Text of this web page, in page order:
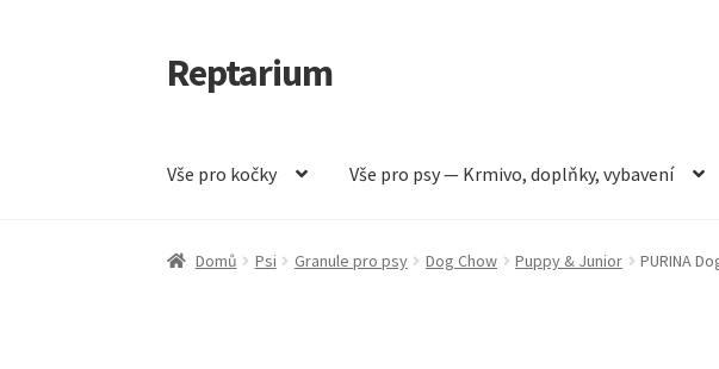
Přeskočit
na
Přejít
k
Reptarium
Vše pro kočky Vše pro psy — Krmivo, doplňky, vybavení
Úvodní stránka Košík Malá zvířata — Klece, krmivo, vybaveníMůj účet
Domů Psi Granule pro psy Dog Chow Puppy & Junior PURINA